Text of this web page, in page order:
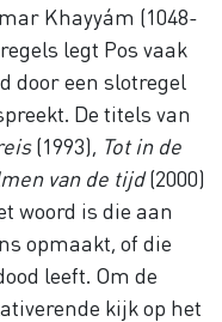
Khayyám (1048-
legt Pos vaak
door een slotregel
De titels van
(1993), Tot in de
van de tijd(2000)
woord is die aan
opmaakt, of die
leeft. Om de
kijk op het